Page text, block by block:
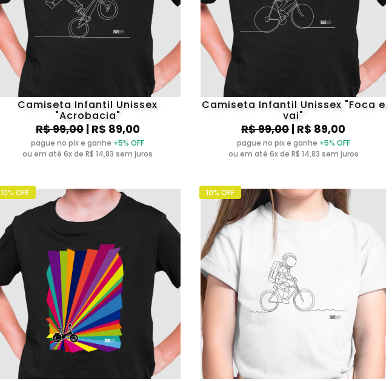
Camiseta Infantil Unissex
"Acrobacia"
R$ 99,00| R$ 89,00
pague no pix e ganhe +5% OFF
ou em até 6x de R$ 14,83 sem juros
Camiseta Infantil Unissex "Foca e
vai"
R$ 99,00| R$ 89,00
pague no pix e ganhe +5% OFF
ou em até 6x de R$ 14,83 sem juros
10% OFF 10% OFF